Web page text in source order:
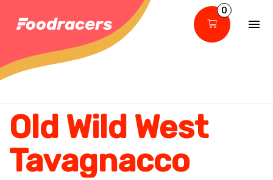
0
Old Wild West
Tavagnacco